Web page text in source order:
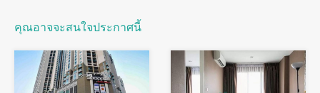
คุณอาจจะสนใจประกาศนี้